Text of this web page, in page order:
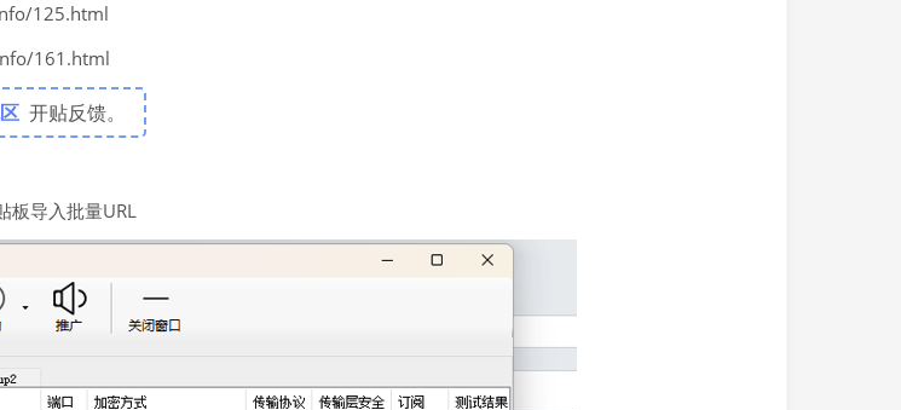
125.html
161.html
开贴反馈。
板导入批量URL